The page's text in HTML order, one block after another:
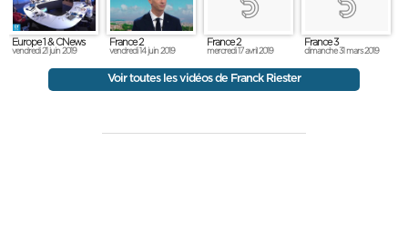
Europe 1 & CNews
vendredi 21 juin 2019
France 2
vendredi 14 juin 2019
France 2
mercredi 17 avril 2019
France 3
dimanche 31 mars 2019
Voir toutes les vidéos de Franck Riester